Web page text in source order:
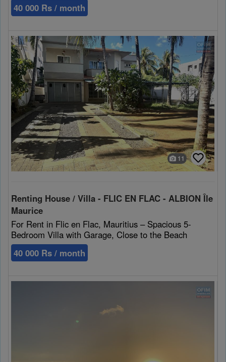
40 000 Rs / month
11
Renting House / Villa - FLIC EN FLAC - ALBION Île
Maurice
For Rent in Flic en Flac, Mauritius – Spacious 5-
Bedroom Villa with Garage, Close to the Beach
40 000 Rs / month